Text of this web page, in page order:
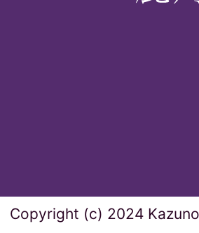
Copyright (c) 2024